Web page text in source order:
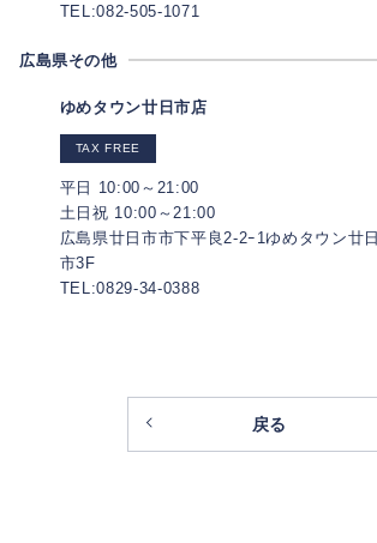
TEL:082-505-1071
広島県その他
ゆめタウン廿日市店
TAX FREE
平日 10:00～21:00
土日祝 10:00～21:00
広島県廿日市市下平良2-2ｰ1ゆめタウン廿日
市3F
TEL:0829-34-0388
戻る